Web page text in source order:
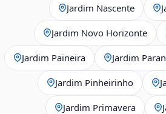
Jardim Nascente
Jardim Novo Horizonte
Jardim Paineira Jardim
Jardim Pinheirinho
Jardim Primavera